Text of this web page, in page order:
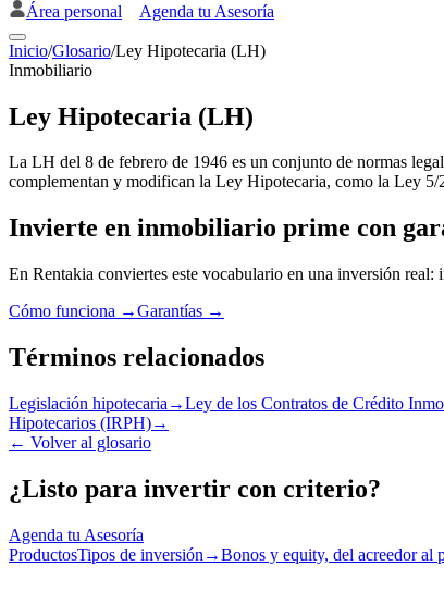
Área personal Agenda tu Asesoría
Inicio/Glosario/Ley Hipotecaria (LH)
Inmobiliario
Ley Hipotecaria (LH)
La LH del 8 de febrero de 1946 es un conjunto de normas
complementan y modifican la Ley Hipotecaria, como la Ley
Invierte en inmobiliario prime con
En Rentakia conviertes este vocabulario en una inversión
Cómo funciona →Garantías →
Términos relacionados
Legislación hipotecaria →Ley de los Contratos de Crédito
Hipotecarios (IRPH)→
← Volver al glosario
¿Listo para invertir con criterio?
Agenda tu Asesoría
ProductosTipos de inversión →Bonos y equity, del acreedor al